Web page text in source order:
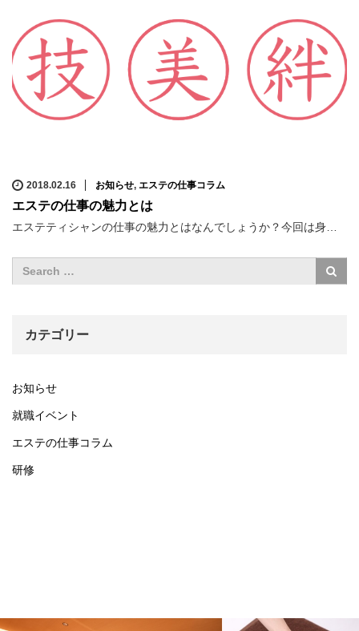
2018.02.16 お知らせ, エステの仕事コラム
エステの仕事の魅力とは
エステティシャンの仕事の魅力とはなんでしょうか？今回は身…
カテゴリー
お知らせ
就職イベント
エステの仕事コラム
研修